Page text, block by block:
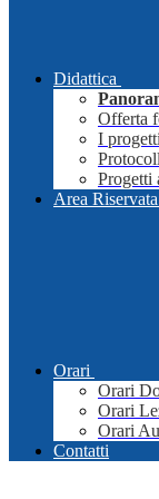
Didattica
Offerta
I
Progetti
Area
Orari
Orari
Orari
Orari
Contatti